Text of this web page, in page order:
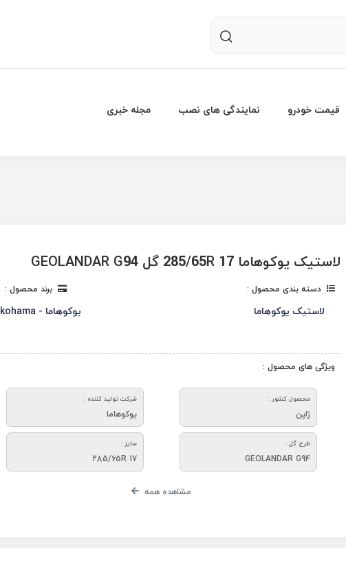
قیمت خودرو نمایندگی های نصب مجله خبری
لاستیک یوکوهاما 285/65R 17 گل GEOLANDAR G94
دسته بندی محصول :
لاستیک یوکوهاما
برند محصول :
یوکوهاما - Yokohama
ویژگی های محصول :
محصول کشور :
ژاپن
شرکت تولید کننده :
یوکوهاما
طرح گل :
GEOLANDAR G94
سایز :
285/65R 17
مشاهده همه